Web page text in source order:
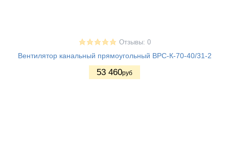
Отзывы: 0
Вентилятор канальный прямоугольный ВРС-К-70-40/31-2
53 460руб